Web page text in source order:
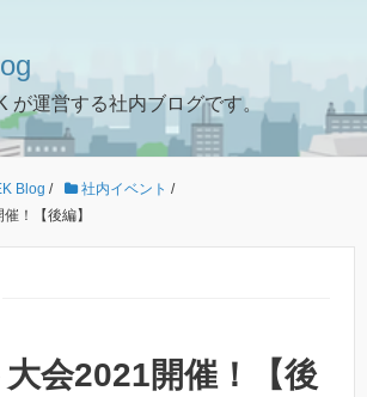
が運営する社内ブログです。
Blog / 社内イベント /
！【後編】
会2021開催！【後